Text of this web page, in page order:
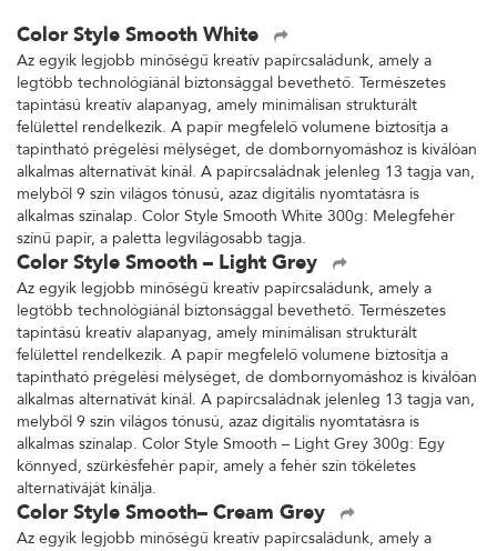
Color Style Smooth White
Az egyik legjobb minőségű kreatív papírcsaládunk, amely a
legtöbb technológiánál biztonsággal bevethető. Természetes
tapintású kreatív alapanyag, amely minimálisan strukturált
felülettel rendelkezik. A papír megfelelő volumene biztosítja a
tapintható prégelési mélységet, de dombornyomáshoz is kiválóan
alkalmas alternatívát kínál. A papírcsaládnak jelenleg 13 tagja van,
melyből 9 szín világos tónusú, azaz digitális nyomtatásra is
alkalmas színalap. Color Style Smooth White 300g: Melegfehér
színű papír, a paletta legvilágosabb tagja.
Color Style Smooth – Light Grey
Az egyik legjobb minőségű kreatív papírcsaládunk, amely a
legtöbb technológiánál biztonsággal bevethető. Természetes
tapintású kreatív alapanyag, amely minimálisan strukturált
felülettel rendelkezik. A papír megfelelő volumene biztosítja a
tapintható prégelési mélységet, de dombornyomáshoz is kiválóan
alkalmas alternatívát kínál. A papírcsaládnak jelenleg 13 tagja van,
melyből 9 szín világos tónusú, azaz digitális nyomtatásra is
alkalmas színalap. Color Style Smooth – Light Grey 300g: Egy
könnyed, szürkésfehér papír, amely a fehér szín tökéletes
alternatíváját kínálja.
Color Style Smooth– Cream Grey
Az egyik legjobb minőségű kreatív papírcsaládunk, amely a